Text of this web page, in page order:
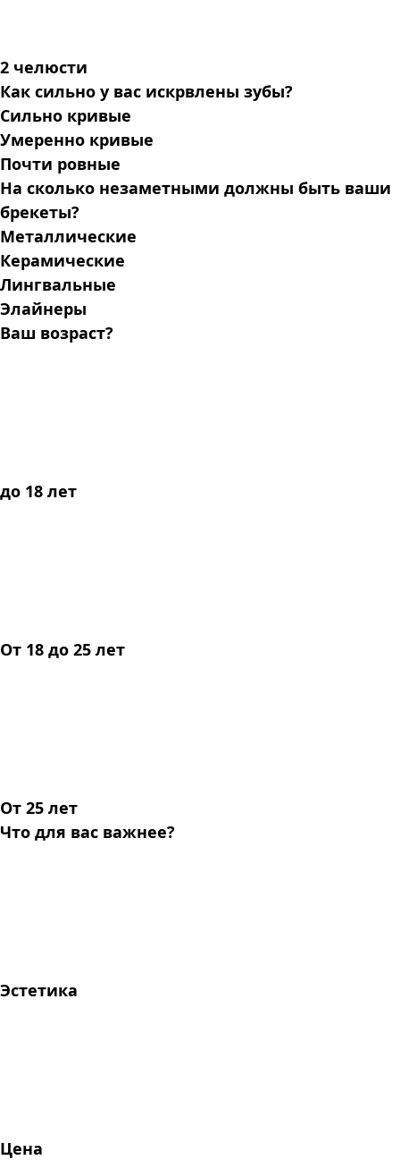
2 челюсти
Как сильно у вас искрвлены зубы?
Сильно кривые
Умеренно кривые
Почти ровные
На сколько незаметными должны быть ваши
брекеты?
Металлические
Керамические
Лингвальные
Элайнеры
Ваш возраст?
до 18 лет
От 18 до 25 лет
От 25 лет
Что для вас важнее?
Эстетика
Цена